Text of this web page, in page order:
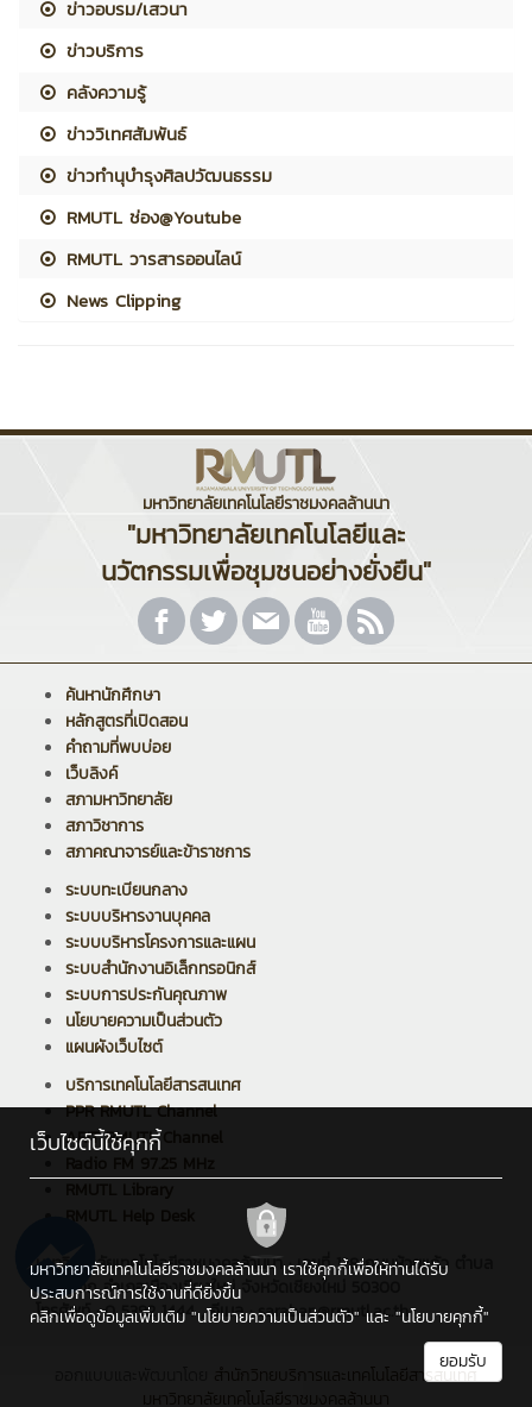
ข่าวอบรม/เสวนา
ข่าวบริการ
คลังความรู้
ข่าววิเทศสัมพันธ์
ข่าวทำนุบำรุงศิลปวัฒนธรรม
RMUTL ช่อง@Youtube
RMUTL วารสารออนไลน์
News Clipping
มหาวิทยาลัยเทคโนโลยีราชมงคลล้านนา
"มหาวิทยาลัยเทคโนโลยีและ
นวัตกรรมเพื่อชุมชนอย่างยั่งยืน"
ค้นหานักศึกษา
หลักสูตรที่เปิดสอน
คำถามที่พบบ่อย
เว็บลิงค์
สภามหาวิทยาลัย
สภาวิชาการ
สภาคณาจารย์และข้าราชการ
ระบบทะเบียนกลาง
ระบบบริหารงานบุคคล
ระบบบริหารโครงการและแผน
ระบบสำนักงานอิเล็กทรอนิกส์
ระบบการประกันคุณภาพ
นโยบายความเป็นส่วนตัว
แผนผังเว็บไซต์
บริการเทคโนโลยีสารสนเทศ
PPR RMUTL Channel
ARIT RMUTL Channel
Radio FM 97.25 MHz
มหาวิทยาลัยเทคโนโลยีราชมงคลล้านนา : เลขที่ 128 ถนนห้วยแก้ว ตำบล
ช้างเผือก อำเภอเมืองเชียงใหม่ จังหวัดเชียงใหม่ 50300
โทรศัพท์ : 0 5392 1444 , อีเมล : saraban@rmutl.ac.th
เว็บไซต์นี้ใช้คุกกี้
มหาวิทยาลัยเทคโนโลยีราชมงคลล้านนา เราใช้คุกกี้เพื่อให้ท่านได้รับ
ประสบการณ์การใช้งานที่ดียิ่งขึ้น
คลิกเพื่อดูข้อมูลเพิ่มเติม "นโยบายความเป็นส่วนตัว" และ "นโยบายคุกกี้"
ยอมรับ
สำนักวิทยบริการและเทคโนโลยีสารสนเทศ